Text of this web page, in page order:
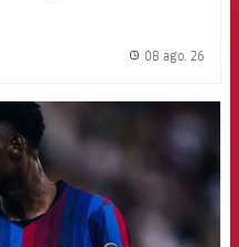
08 ago. 26
FCB Barcelona badge